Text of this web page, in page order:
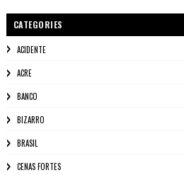
CATEGORIES
ACIDENTE
ACRE
BANCO
BIZARRO
BRASIL
CENAS FORTES